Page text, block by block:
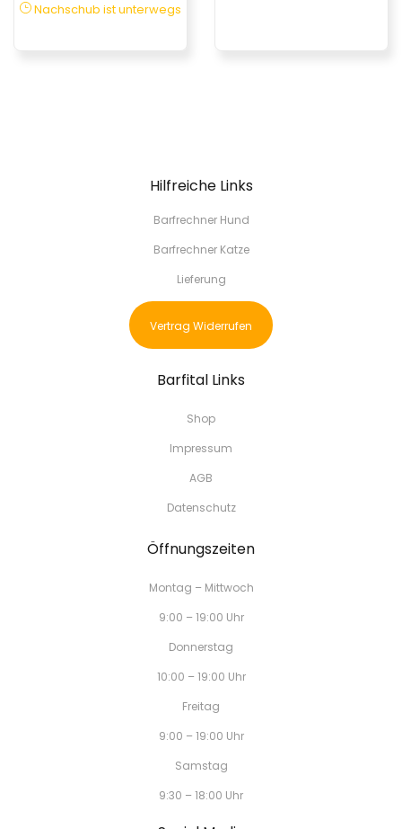
Nachschub ist unterwegs
Hilfreiche Links
Barfrechner Hund
Barfrechner Katze
Lieferung
Vertrag Widerrufen
Barfital Links
Shop
Impressum
AGB
Datenschutz
Öffnungszeiten
Montag – Mittwoch
9:00 – 19:00 Uhr
Donnerstag
10:00 – 19:00 Uhr
Freitag
9:00 – 19:00 Uhr
Samstag
9:30 – 18:00 Uhr